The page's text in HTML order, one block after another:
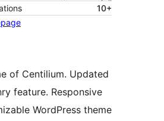
10+
of Centilium. Updated
feature. Responsive
WordPress theme